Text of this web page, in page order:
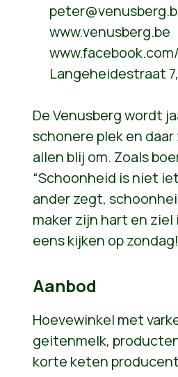
www.venusberg.be
Langeheidestraat
De Venusberg wordt
schonere plek en
allen blij om. Zoals
“Schoonheid is niet
ander zegt,
maker zijn hart en ziel
eens kijken op zondag!
Aanbod
Hoevewinkel met
geitenmelk,
korte keten